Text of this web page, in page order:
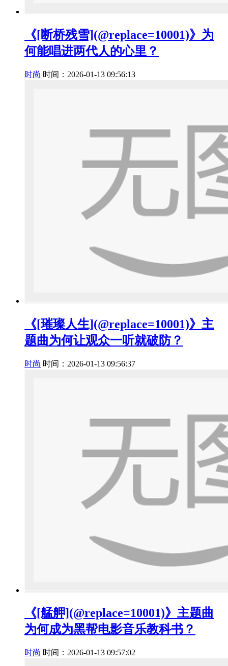
《[断桥残雪](@replace=10001)》为
何能唱进两代人的心里？
时尚 时间：2026-01-13 09:56:13
《[璀璨人生](@replace=10001)》主
题曲为何让观众一听就破防？
时尚 时间：2026-01-13 09:56:37
《[艋舺](@replace=10001)》主题曲
为何成为黑帮电影音乐教科书？
时尚 时间：2026-01-13 09:57:02